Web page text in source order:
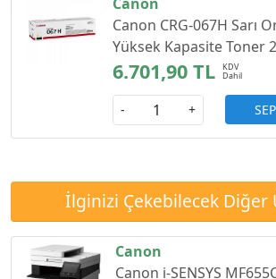
Canon CRG-067H Sarı
Yüksek Kapasite Toner
6.701,90 TL
- +
İlginizi Çekebilecek Diğer
Canon
Canon i-SENSYS